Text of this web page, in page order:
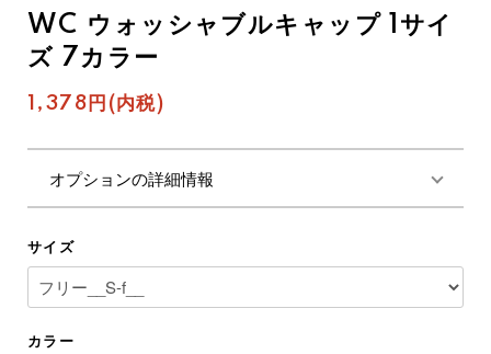
WC ウォッシャブルキャップ 1サイ
ズ 7カラー
1,378円(内税)
オプションの詳細情報
サイズ
カラー